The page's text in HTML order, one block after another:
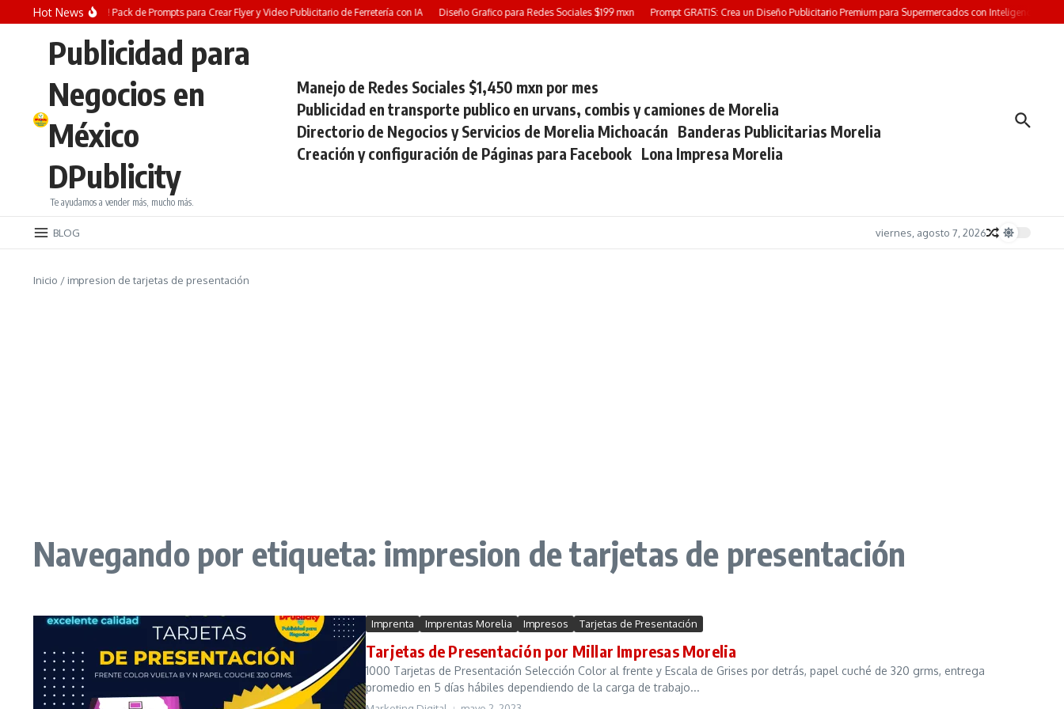
Saltar al contenido
Hot News
¡REGALO GRATIS! Pack de Prompts para Crear Flyer y Video Publicitario de Ferretería con IA Diseño Grafico para Redes Sociales $199 mxn Prompt GRATIS: Crea un Diseño Publicitario Premium para Supermercados con Inteligencia
Publicidad para
Negocios en
México
DPublicity
Te ayudamos a vender más, mucho más.
Manejo de Redes Sociales $1,450 mxn por mes
Publicidad en transporte publico en urvans, combis y camiones de Morelia
Directorio de Negocios y Servicios de Morelia Michoacán Banderas Publicitarias Morelia
Creación y configuración de Páginas para Facebook Lona Impresa Morelia
BLOG viernes, agosto 7, 2026
Inicio / impresion de tarjetas de presentación
Navegando por etiqueta: impresion de tarjetas de presentación
Imprenta Imprentas Morelia Impresos Tarjetas de Presentación
Tarjetas de Presentación por Millar Impresas Morelia
1000 Tarjetas de Presentación Selección Color al frente y Escala de Grises por detrás, papel cuché de 320 grms, entrega
promedio en 5 días hábiles dependiendo de la carga de trabajo...